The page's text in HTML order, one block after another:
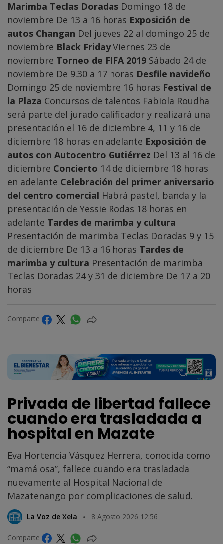
Marimba Teclas Doradas Domingo 18 de
noviembre De 13 a 16 horas Exposición de
autos Changan Del jueves 22 al domingo 25 de
noviembre Black FridayViernes 23 de
noviembre Torneo de FIFA 2019 Sábado 24 de
noviembre De 9.30 a 17 horas Desfile navideño
Domingo 25 de noviembre 16 horas Festival de
la Plaza Concursos de talentos Fabiola Roudha
será parte del jurado calificador y realizará una
presentación el 16 de diciembre 4, 11 y 16 de
diciembre 18 horas en adelante Exposición de
autos con Autocentro Gutiérrez Del 13 al 16 de
diciembre Concierto 14 de diciembre 18 horas
en adelante Celebración del primer aniversario
del centro comercial Habrá pastel, banda y la
presentación de Yessie Rodas 18 horas en
adelante Tardes de marimba y cultura
Presentación de marimba Teclas Doradas 9 y 15
de diciembre De 13 a 16 horas Tardes de
marimba y cultura Presentación de marimba
Teclas Doradas 24 y 31 de diciembre De 17 a 20
horas
Comparte
Privada de libertad fallece
cuando era trasladada a
hospital en Mazate
Eva Hortencia Vásquez Herrera, conocida como
“mamá osa”, fallece cuando era trasladada
nuevamente al Hospital Nacional de
Mazatenango por complicaciones de salud.
La Voz de Xela 8 Agosto 2026 12:56
Comparte